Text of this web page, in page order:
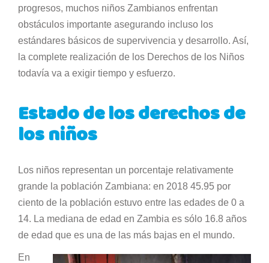
progresos, muchos niños Zambianos enfrentan
obstáculos importante asegurando incluso los
estándares básicos de supervivencia y desarrollo. Así,
la complete realización de los Derechos de los Niños
todavía va a exigir tiempo y esfuerzo.
Estado de los derechos de
los niños
Los niños representan un porcentaje relativamente
grande la población Zambiana: en 2018 45.95 por
ciento de la población estuvo entre las edades de 0 a
14. La mediana de edad en Zambia es sólo 16.8 años
de edad que es una de las más bajas en el mundo.
En